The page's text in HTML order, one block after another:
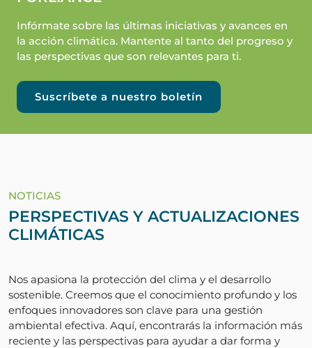
Infórmate sobre las últimas iniciativas y avances en
la acción climática. Mantente al tanto del progreso y
las perspectivas que son relevantes para ti.
Suscríbete a nuestro boletín
NOTICIAS
PERSPECTIVAS Y ACTUALIZACIONES
CLIMÁTICAS
Nos apasiona la protección del clima y el desarrollo
sostenible. Creemos que el conocimiento profundo y los
enfoques innovadores son clave para una gestión
ambiental efectiva. Aquí, encontrarás la información más
reciente y las perspectivas para ayudar a dar forma y